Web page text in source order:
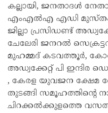
കല്ലായി, ജനതാദൾ
എംഎൽഎ എഡി മുസ്തഫ,
ജില്ലാ പ്രസിഡണ്ട്
ചേലേരി ജനറൽ
മുഹമ്മദ് കടവത്തൂർ,
അഡ്വക്കേറ്റ് പി ഇന്ദിര
, കേരള യുവജന ക്ഷേമ
തുടങ്ങി സമൂഹത്തിന്റെ
ചിറക്കൽക്കുളത്തെ